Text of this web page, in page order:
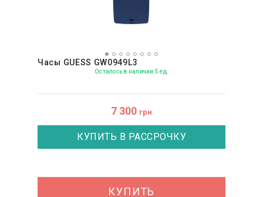
Часы GUESS GW0949L3
Осталось в наличии 5 ед.
7 300 грн
КУПИТЬ В РАССРОЧКУ
КУПИТЬ